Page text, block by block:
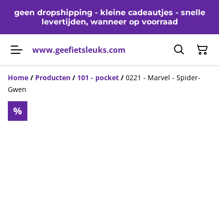
geen dropshipping - kleine cadeautjes - snelle
levertijden, wanneer op voorraad
www.geefietsleuks.com
Home / Producten / 101 - pocket / 0221 - Marvel - Spider-
Gwen
%